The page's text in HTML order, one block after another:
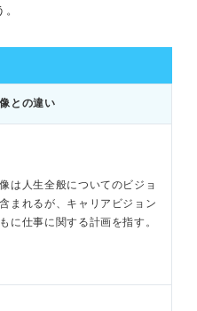
との違い
は人生全般についてのビジョ
まれるが、キャリアビジョン
に仕事に関する計画を指す。
得のいく将来を歩めるように